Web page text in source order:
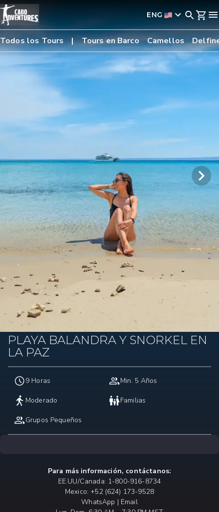
ENG
Todos los Tours Tours en Barco Camellos
PLAYA BALANDRA Y SNORKEL EN
LA PAZ
9 Horas Min. 5 Años
Moderado Familias
Grupos Pequeños
Para más información, contáctanos:
EE.UU/Canada: 1-800-916-8734
Mexico: +52 (624) 173-9528
WhatsApp | Email